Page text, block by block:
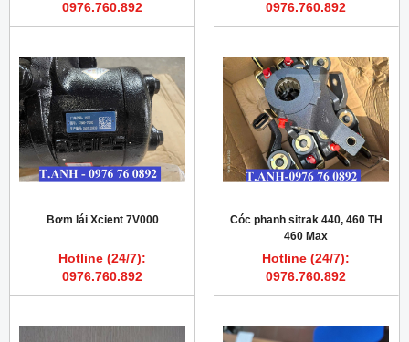
0976.760.892
0976.760.892
Bơm lái Xcient 7V000
Hotline (24/7):
0976.760.892
Cóc phanh sitrak 440, 460 TH
460 Max
Hotline (24/7):
0976.760.892